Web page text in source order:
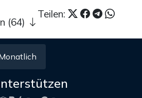
Teilen:
(64)